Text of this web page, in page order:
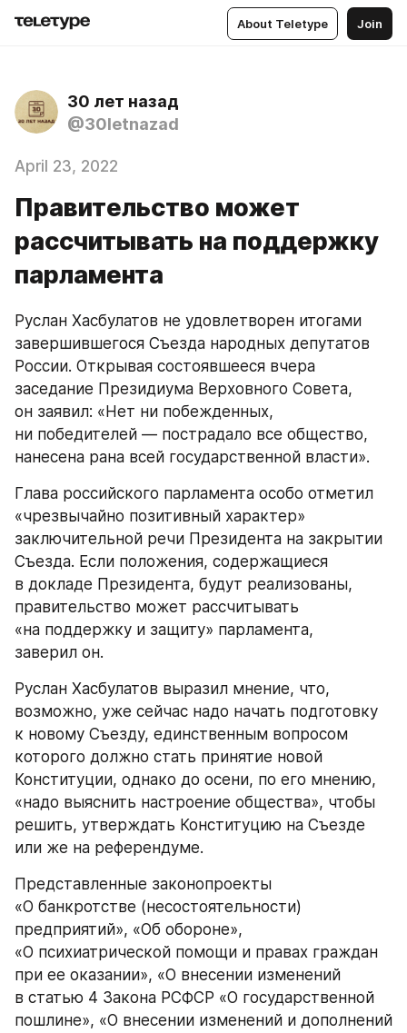
About Teletype Join
30 лет назад
@30letnazad
April 23, 2022
Правительство может
рассчитывать на поддержку
парламента
Руслан Хасбулатов не удовлетворен итогами
завершившегося Съезда народных депутатов
России. Открывая состоявшееся вчера
заседание Президиума Верховного Совета,
он заявил: «Нет ни побежденных,
ни победителей — пострадало все общество,
нанесена рана всей государственной власти».
Глава российского парламента особо отметил
«чрезвычайно позитивный характер»
заключительной речи Президента на закрытии
Съезда. Если положения, содержащиеся
в докладе Президента, будут реализованы,
правительство может рассчитывать
«на поддержку и защиту» парламента,
заверил он.
Руслан Хасбулатов выразил мнение, что,
возможно, уже сейчас надо начать подготовку
к новому Съезду, единственным вопросом
которого должно стать принятие новой
Конституции, однако до осени, по его мнению,
«надо выяснить настроение общества», чтобы
решить, утверждать Конституцию на Съезде
или же на референдуме.
Представленные законопроекты
«О банкротстве (несостоятельности)
предприятий», «Об обороне»,
«О психиатрической помощи и правах граждан
при ее оказании», «О внесении изменений
в статью 4 Закона РСФСР «О государственной
пошлине», «О внесении изменений и дополнений